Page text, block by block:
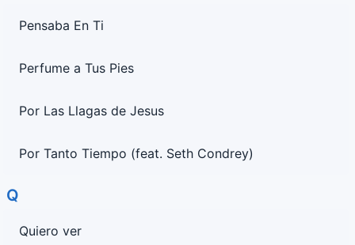
Pensaba En Ti
Perfume a Tus Pies
Por Las Llagas de Jesus
Por Tanto Tiempo (feat. Seth Condrey)
Q
Quiero ver